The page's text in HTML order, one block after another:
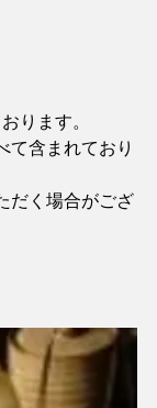
ります。
て含まれており
だく場合がござ